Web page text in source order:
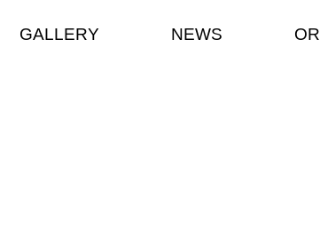
GALLERY NEWS